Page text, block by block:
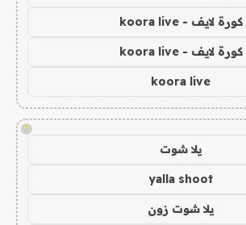
كورة لايف - koora live
كورة لايف - koora live
koora live
!
يلا شوت
yalla shoot
يلا شوت زون